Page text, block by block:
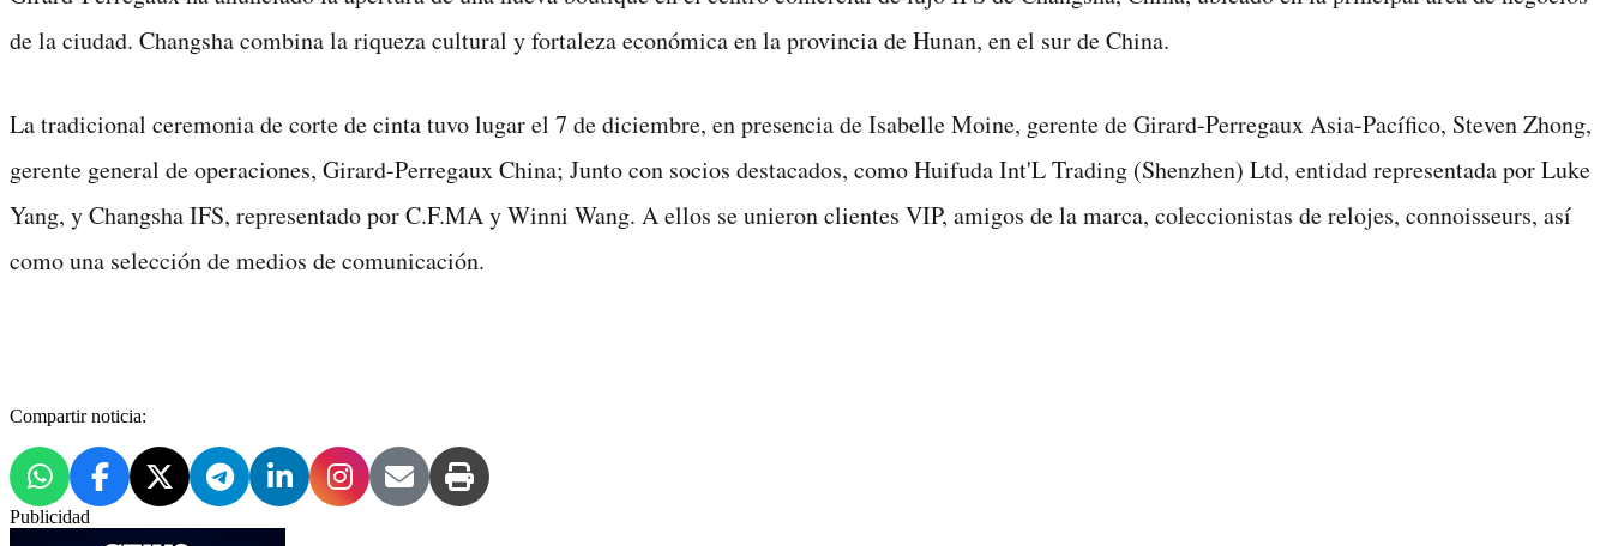
de la ciudad. Changsha combina la riqueza cultural y fortaleza económica en la provincia de Hunan, en el sur de China.
La tradicional ceremonia de corte de cinta tuvo lugar el 7 de diciembre, en presencia de Isabelle Moine, gerente de Girard-Perregaux Asia-Pacífico, Steven Zhong,
gerente general de operaciones, Girard-Perregaux China; Junto con socios destacados, como Huifuda Int'L Trading (Shenzhen) Ltd, entidad representada por Luke
Yang, y Changsha IFS, representado por C.F.MA y Winni Wang. A ellos se unieron clientes VIP, amigos de la marca, coleccionistas de relojes, connoisseurs, así
como una selección de medios de comunicación.
Compartir noticia:
Publicidad